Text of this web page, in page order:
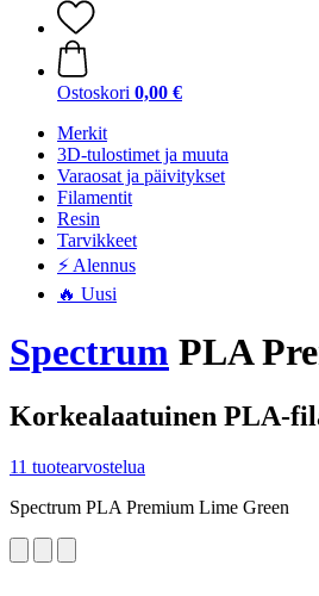
Ostoskori 0,00 €
Merkit
3D-tulostimet ja muuta
Varaosat ja päivitykset
Filamentit
Resin
Tarvikkeet
⚡ Alennus
🔥 Uusi
Spectrum PLA
Korkealaatuinen PLA-
11 tuotearvostelua
Spectrum PLA Premium Lime Green